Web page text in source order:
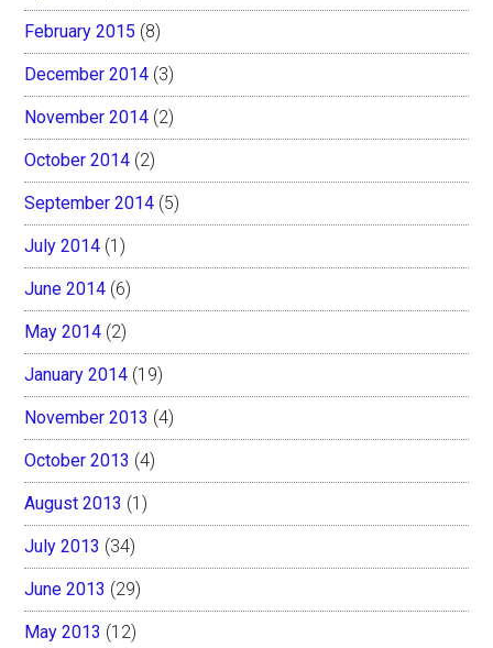
February 2015 (8)
December 2014 (3)
November 2014 (2)
October 2014 (2)
September 2014 (5)
July 2014 (1)
June 2014 (6)
May 2014 (2)
January 2014 (19)
November 2013 (4)
October 2013 (4)
August 2013 (1)
July 2013 (34)
June 2013 (29)
May 2013 (12)